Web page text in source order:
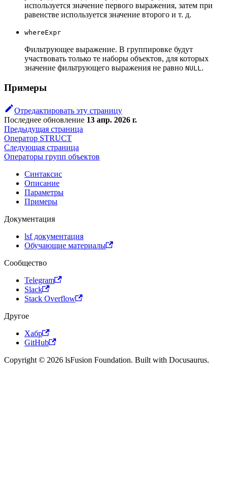
используется значение первого выражения, затем при
равенстве используется значение второго и т. д.
whereExpr
Фильтрующее выражение. В группировке будут
участвовать только те наборы объектов, для которых
значение фильтрующего выражения не равно NULL.
Примеры
Отредактировать эту страницу
Последнее обновление 13 апр. 2026 г.
Предыдущая страница
Оператор STRUCT
Следующая страница
Операторы групп объектов
Синтаксис
Описание
Параметры
Примеры
Документация
lsf документация
Обучающие материалы
Сообщество
Telegram
Slack
Stack Overflow
Другое
Хабр
GitHub
Copyright © 2026 lsFusion Foundation. Built with Docusaurus.